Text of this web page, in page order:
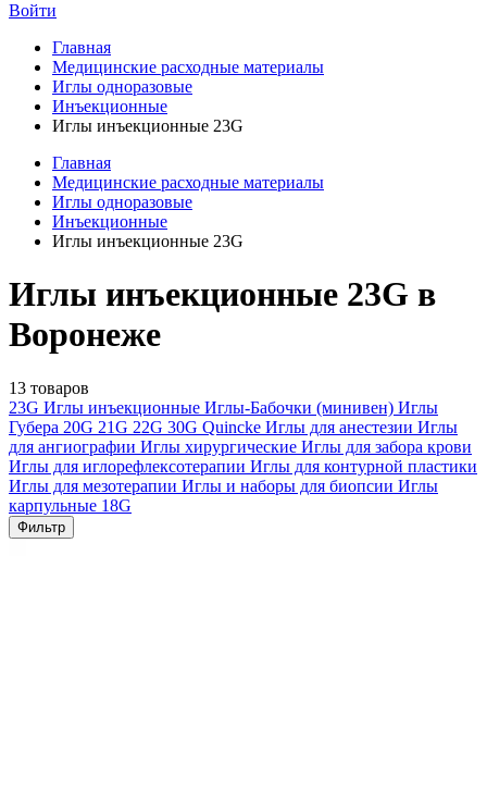
Войти
Главная
Медицинские расходные материалы
Иглы одноразовые
Инъекционные
Иглы инъекционные 23G
Главная
Медицинские расходные материалы
Иглы одноразовые
Инъекционные
Иглы инъекционные 23G
Иглы инъекционные 23G в
Воронеже
13 товаров
23G Иглы инъекционные Иглы-Бабочки (минивен) Иглы
Губера 20G 21G 22G 30G Quincke Иглы для анестезии Иглы
для ангиографии Иглы хирургические Иглы для забора крови
Иглы для иглорефлексотерапии Иглы для контурной пластики
Иглы для мезотерапии Иглы и наборы для биопсии Иглы
карпульные 18G
Фильтр